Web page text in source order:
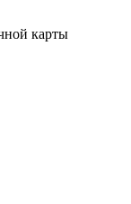
карты